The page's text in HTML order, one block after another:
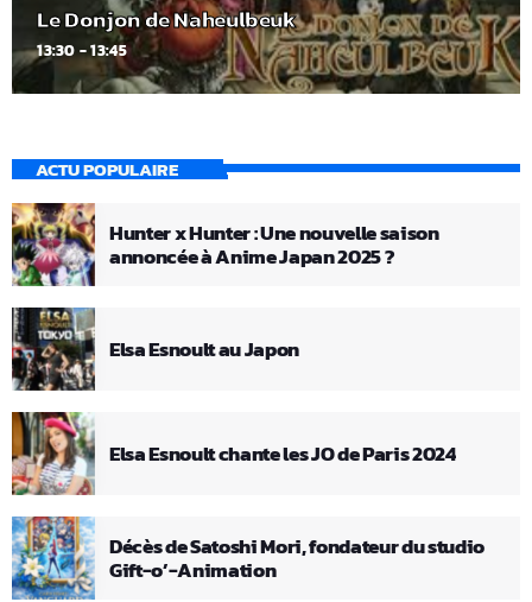
Le Donjon de Naheulbeuk
13:30 - 13:45
ACTU POPULAIRE
Hunter x Hunter : Une nouvelle saison
annoncée à Anime Japan 2025 ?
Elsa Esnoult au Japon
Elsa Esnoult chante les JO de Paris 2024
Décès de Satoshi Mori, fondateur du studio
Gift-o’-Animation